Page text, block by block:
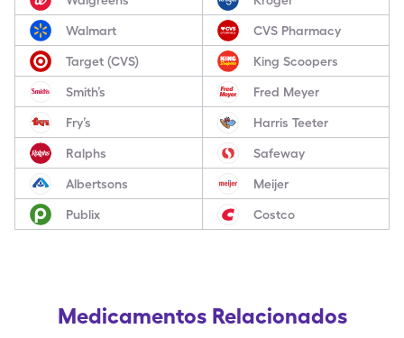
Walmart CVS Pharmacy
Target (CVS) King Scoopers
Smith’s Fred Meyer
Fry’s Harris Teeter
Ralphs Safeway
Albertsons Meijer
Publix Costco
Medicamentos Relacionados